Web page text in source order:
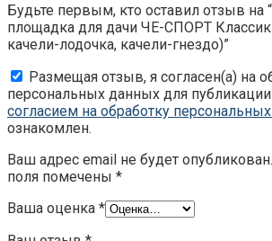
Будьте первым, кто оставил отзыв на
площадка для дачи ЧЕ-СПОРТ Классик
качели-лодочка, качели-гнездо)”
Размещая отзыв, я согласен(а) на
персональных данных для
согласием на обработку
ознакомлен.
Ваш адрес email не будет опубликован.
поля помечены *
Ваша оценка *